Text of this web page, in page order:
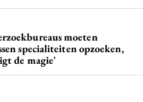
moeten
specialiteiten opzoeken,
de magie'